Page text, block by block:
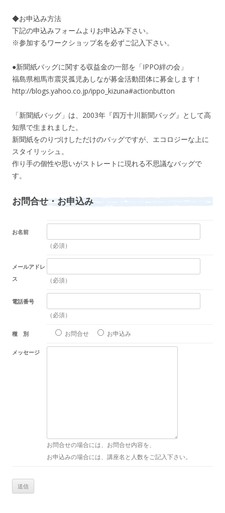
◆お申込み方法
下記の申込みフォームよりお申込み下さい。
※参加するワークショップ名を必ずご記入下さい。
●新聞紙バッグに関する収益金の一部を「IPPO絆の会」
福島県相馬市震災孤児あしなが募金活動団体に募金します！
http://blogs.yahoo.co.jp/ippo_kizuna#actionbutton
「新聞紙バッグ」は、2003年『四万十川新聞バッグ』として高
知県で生まれました。
新聞紙をのりづけしただけのバッグですが、エコロジーな上に
スタイリッシュ。
作り手の個性や思いがストレートに現れる不思議なバッグで
す。
お問合せ・お申込み
お名前
（必須）
メールアドレ
ス
（必須）
電話番号
（必須）
種 別 お問合せ お申込み
メッセージ
お問合せの場合には、お問合せ内容を、
お申込みの場合には、講座名と人数をご記入下さい。